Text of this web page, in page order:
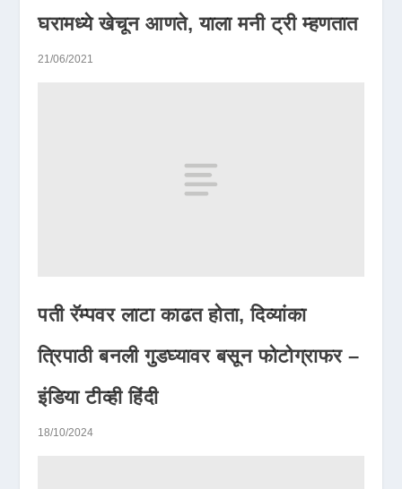
घरामध्ये खेचून आणते, याला मनी ट्री म्हणतात
21/06/2021
पती रॅम्पवर लाटा काढत होता, दिव्यांका
त्रिपाठी बनली गुडघ्यावर बसून फोटोग्राफर –
इंडिया टीव्ही हिंदी
18/10/2024